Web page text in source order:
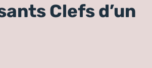
Clefs d’un